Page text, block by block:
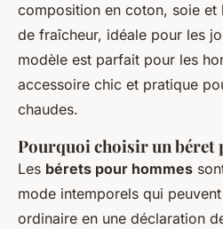
composition en coton, soie et
de fraîcheur, idéale pour les
modèle est parfait pour les
accessoire chic et pratique
chaudes.
Pourquoi choisir un béret
Les bérets pour hommes
mode intemporels qui
ordinaire en une déclaration